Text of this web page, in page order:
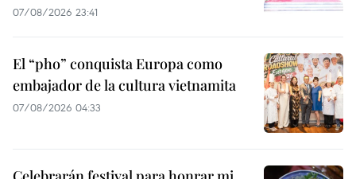
07/08/2026 23:41
El “pho” conquista Europa como
embajador de la cultura vietnamita
07/08/2026 04:33